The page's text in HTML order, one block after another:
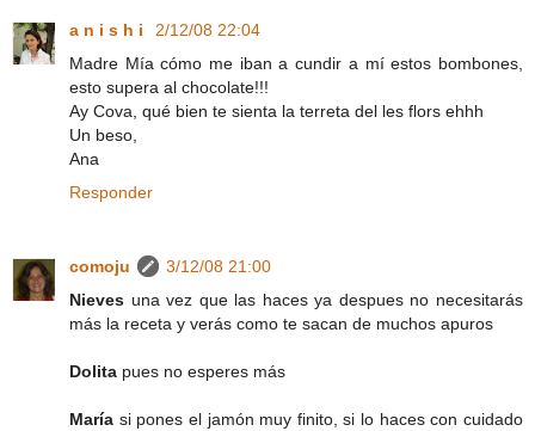
a n i s h i
2/12/08 22:04
Madre Mía cómo me iban a cundir a mí estos bombones,
esto supera al chocolate!!!
Ay Cova, qué bien te sienta la terreta del les flors ehhh
Un beso,
Ana
Responder
comoju
3/12/08 21:00
Nieves una vez que las haces ya despues no necesitarás
más la receta y verás como te sacan de muchos apuros
Dolita pues no esperes más
María si pones el jamón muy finito, si lo haces con cuidado